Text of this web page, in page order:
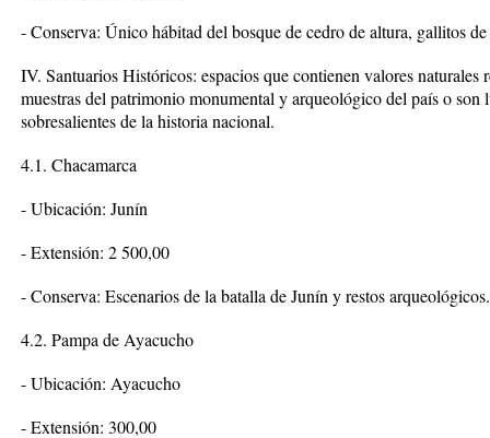
- Conserva: Único hábitad del bosque de cedro de altura, gallitos
IV. Santuarios Históricos: espacios que contienen valores naturales
muestras del patrimonio monumental y arqueológico del país o son
sobresalientes de la historia nacional.
4.1. Chacamarca
- Ubicación: Junín
- Extensión: 2 500,00
- Conserva: Escenarios de la batalla de Junín y restos arqueológicos.
4.2. Pampa de Ayacucho
- Ubicación: Ayacucho
- Extensión: 300,00